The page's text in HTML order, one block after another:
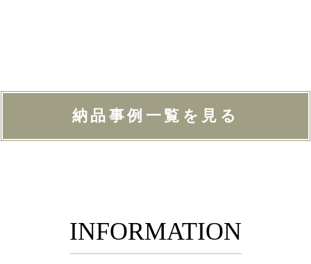
納品事例一覧を見る
INFORMATION